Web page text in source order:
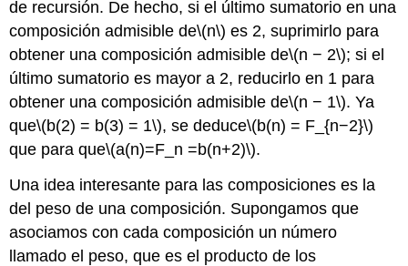
de recursión. De hecho, si el último sumatorio en una
composición admisible de\(n\) es 2, suprimirlo para
obtener una composición admisible de\(n − 2\); si el
último sumatorio es mayor a 2, reducirlo en 1 para
obtener una composición admisible de\(n − 1\). Ya
que\(b(2) = b(3) = 1\), se deduce\(b(n) = F_{n−2}\)
que para que\(a(n)=F_n =b(n+2)\).
Una idea interesante para las composiciones es la
del peso de una composición. Supongamos que
asociamos con cada composición un número
llamado el peso, que es el producto de los